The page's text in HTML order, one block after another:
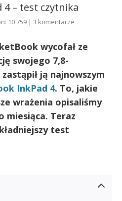
4 – test czytnika
10 759 | 3 komentarze
wycofał ze
swojego 7,8-
ją najnowszym
InkPad 4. To, jakie
wrażenia opisaliśmy
miesiąca. Teraz
test